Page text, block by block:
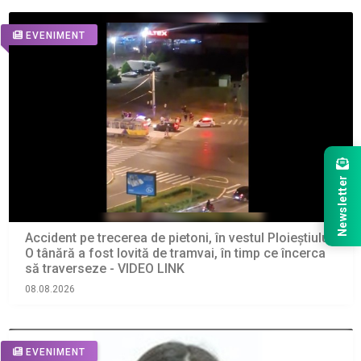
EVENIMENT
Accident pe trecerea de pietoni, în vestul Ploieștiului.
O tânără a fost lovită de tramvai, în timp ce încerca
să traverseze - VIDEO LINK
08.08.2026
EVENIMENT
Newsletter